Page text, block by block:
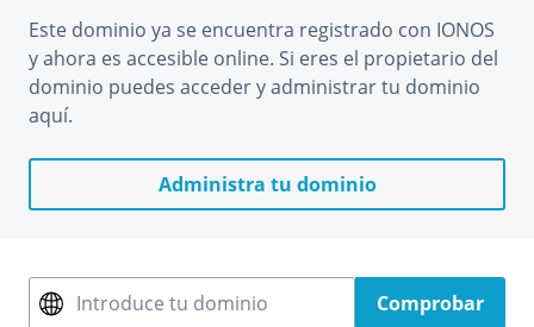
Este dominio ya se encuentra registrado con IONOS
y ahora es accesible online. Si eres el propietario del
dominio puedes acceder y administrar tu dominio
aquí.
Administra tu dominio
Introduce tu dominio Comprobar